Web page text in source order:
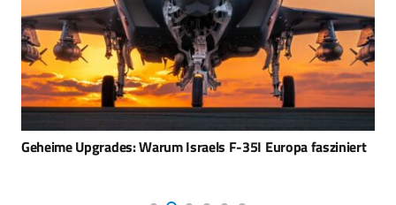
Geheime Upgrades: Warum Israels F-35I Europa fasziniert